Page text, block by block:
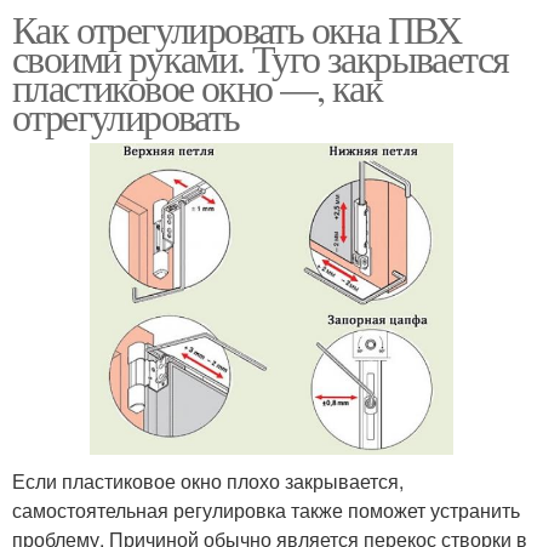
Как отрегулировать окна ПВХ
своими руками. Туго закрывается
пластиковое окно —, как
отрегулировать
Если пластиковое окно плохо закрывается,
самостоятельная регулировка также поможет устранить
проблему. Причиной обычно является перекос створки в